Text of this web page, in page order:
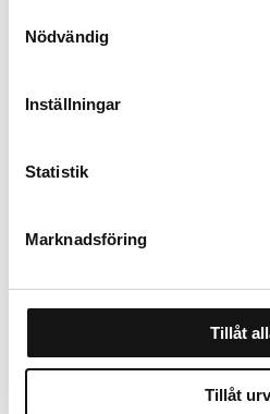
Nödvändig
Inställningar
Statistik
Marknadsföring
Tillåt
Tillåt
Beskrivning
Recensioner